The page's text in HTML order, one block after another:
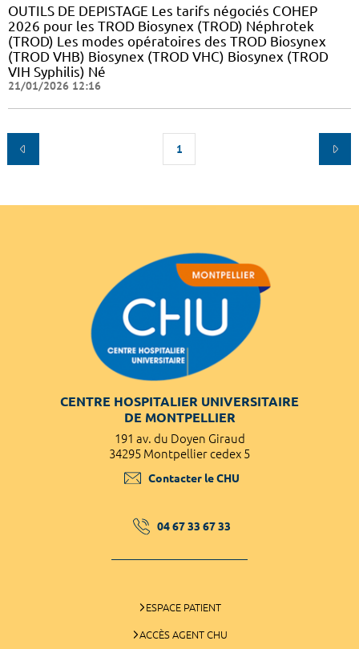
OUTILS DE DEPISTAGE Les tarifs négociés COHEP
2026 pour les TROD Biosynex (TROD) Néphrotek
(TROD) Les modes opératoires des TROD Biosynex
(TROD VHB) Biosynex (TROD VHC) Biosynex (TROD
VIH Syphilis) Né
21/01/2026 12:16
1
CENTRE HOSPITALIER UNIVERSITAIRE
DE MONTPELLIER
191 av. du Doyen Giraud
34295 Montpellier cedex 5
Contacter le CHU
04 67 33 67 33
ESPACE PATIENT
ACCÈS AGENT CHU